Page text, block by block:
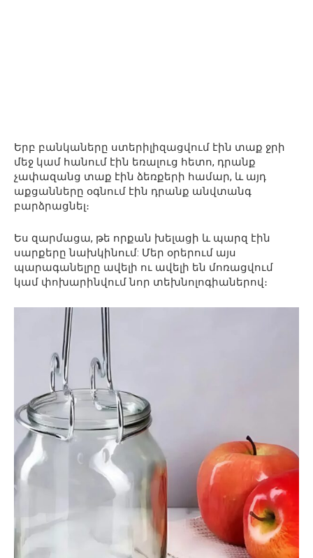
Երբ բանկաները ստերիլիզացվում էին տաք ջրի
մեջ կամ հանում էին եռալուց հետո, դրանք
չափազանց տաք էին ձեռքերի համար, և այդ
աքցանները օգնում էին դրանք անվտանգ
բարձրացնել։
Ես զարմացա, թե որքան խելացի և պարզ էին
սարքերը նախկինում: Մեր օրերում այս
պարագանելրը ավելի ու ավելի են մոռացվում
կամ փոխարինվում նոր տեխնոլոգիաներով։